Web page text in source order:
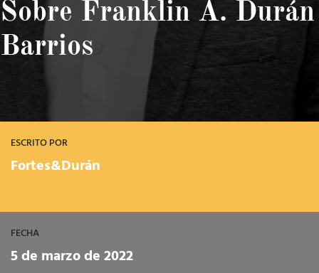
Sobre Franklin A. Durán
Barrios
ESCRITO POR
Fortes&Durán
FECHA
5 de marzo de 2022